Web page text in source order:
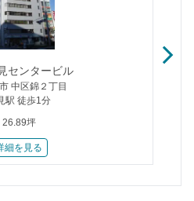
センタービル
中区錦２丁目
駅 徒歩1分
26.89坪
細を見る